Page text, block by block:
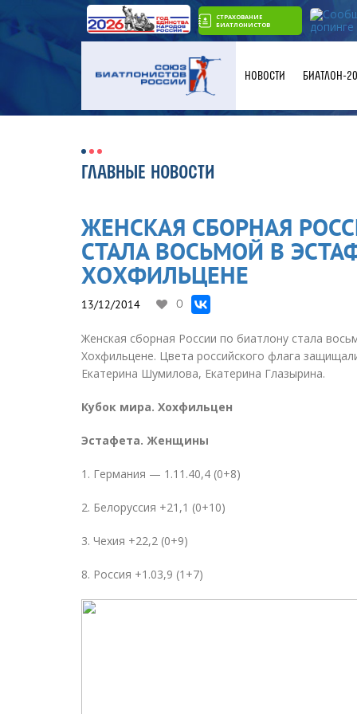
СТРАХОВАНИЕ
БИАТЛОНИСТОВ
НОВОСТИ БИАТЛОН-
ГЛАВНЫЕ НОВОСТИ
ЖЕНСКАЯ СБОРНАЯ
СТАЛА ВОСЬМОЙ В
ХОХФИЛЬЦЕНЕ
13/12/2014 0
Женская сборная России по биатлону стала
Хохфильцене. Цвета российского флага
Екатерина Шумилова, Екатерина Глазырина.
Кубок мира. Хохфильцен
Эстафета. Женщины
1. Германия — 1.11.40,4 (0+8)
2. Белоруссия +21,1 (0+10)
3. Чехия +22,2 (0+9)
8. Россия +1.03,9 (1+7)